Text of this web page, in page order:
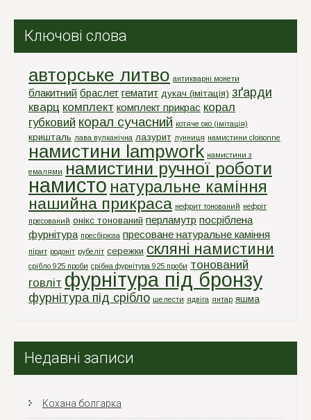
Ключові слова
авторське литво антикварні монети
блакитний браслет гематит дукач (імітація) зґарди
кварц комплект комплект прикрас корал
губковий корал сучасний котяче око (імітація)
кришталь лава вулканічна лазурит лунниця намистини cloisonne
намистини lampwork намистини з
емалями намистини ручної роботи
намисто натуральне каміння
нашийна прикраса нефрит тонований нефріт
пресований онікс тонований перламутр посріблена
фурнітура пресбірюза пресоване натуральне каміння
пірит родоніт рубеліт сережки скляні намистини
срiбло 925 проби срiбна фурнiтура 925 проби тонований
говліт фурнітура під бронзу
фурнітура під срібло шелести ядвіга янтар яшма
Недавні записи
Кохана болгарка